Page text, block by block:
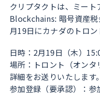
クリプタクトは、ミー
Blockchains: 暗号資産
月19日にカナダのトロン
日時：2月19日（木）
場所：トロント（オン
詳細をお送りいたします。
参加登録（要承認）：